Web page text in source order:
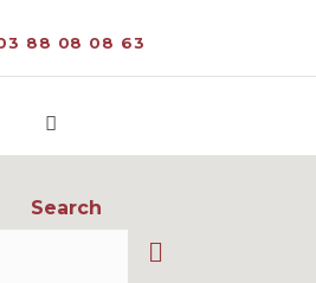
88 08 08 63
Search